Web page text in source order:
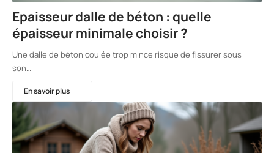
Epaisseur dalle de béton : quelle
épaisseur minimale choisir ?
Une dalle de béton coulée trop mince risque de fissurer sous
son…
En savoir plus